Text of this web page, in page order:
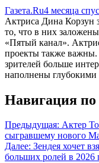
Газета.Ru4 месяца
Актриса Дина Корзун
то, что в них
«Пятый канал».
проекты также
зрителей больше
наполнены
Навигация по
Предыдущая: Актер
сыгравшему нового
Далее: Зендея хочет
больших ролей в 2026